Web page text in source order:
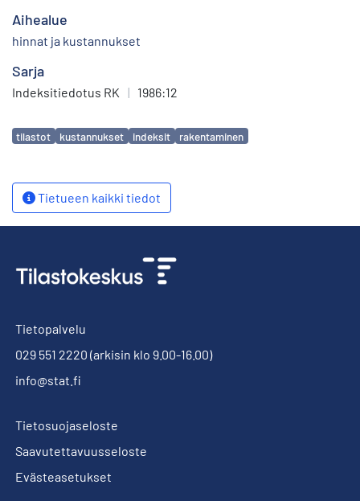
Aihealue
hinnat ja kustannukset
Sarja
Indeksitiedotus RK | 1986:12
Avainsanat
tilastot kustannukset indeksit rakentaminen
Tietueen kaikki tiedot
Tietopalvelu
029 551 2220 (arkisin klo 9.00-16.00)
info@stat.fi
Tietosuojaseloste
Saavutettavuusseloste
Evästeasetukset